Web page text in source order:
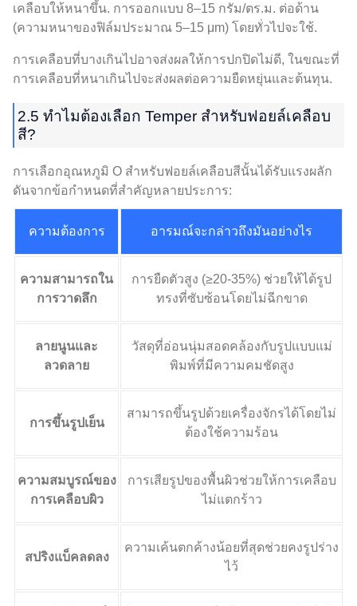
เคลือบให้หนาขึ้น. การออกแบบ 8–15 กรัม/ตร.ม. ต่อด้าน
(ความหนาของฟิล์มประมาณ 5–15 μm) โดยทั่วไปจะใช้.
การเคลือบที่บางเกินไปอาจส่งผลให้การปกปิดไม่ดี, ในขณะที่
การเคลือบที่หนาเกินไปจะส่งผลต่อความยืดหยุ่นและต้นทุน.
2.5 ทำไมต้องเลือก Temper สำหรับฟอยล์เคลือบ
สี?
การเลือกอุณหภูมิ O สำหรับฟอยล์เคลือบสีนั้นได้รับแรงผลัก
ดันจากข้อกำหนดที่สำคัญหลายประการ:
ความต้องการ อารมณ์จะกล่าวถึงมันอย่างไร
ความสามารถใน
การวาดลึก
การยืดตัวสูง (≥20-35%) ช่วยให้ได้รูป
ทรงที่ซับซ้อนโดยไม่ฉีกขาด
ลายนูนและ
ลวดลาย
วัสดุที่อ่อนนุ่มสอดคล้องกับรูปแบบแม่
พิมพ์ที่มีความคมชัดสูง
การขึ้นรูปเย็น
สามารถขึ้นรูปด้วยเครื่องจักรได้โดยไม่
ต้องใช้ความร้อน
ความสมบูรณ์ของ
การเคลือบผิว
การเสียรูปของพื้นผิวช่วยให้การเคลือบ
ไม่แตกร้าว
สปริงแบ็คลดลง
ความเค้นตกค้างน้อยที่สุดช่วยคงรูปร่าง
ไว้